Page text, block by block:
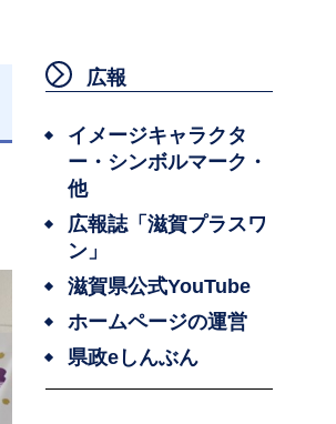
広報
イメージキャラクタ
ー・シンボルマーク・
他
広報誌「滋賀プラスワ
ン」
滋賀県公式YouTube
ホームページの運営
県政eしんぶん